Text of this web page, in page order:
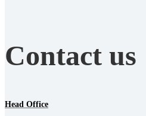
Contact us
Head Office